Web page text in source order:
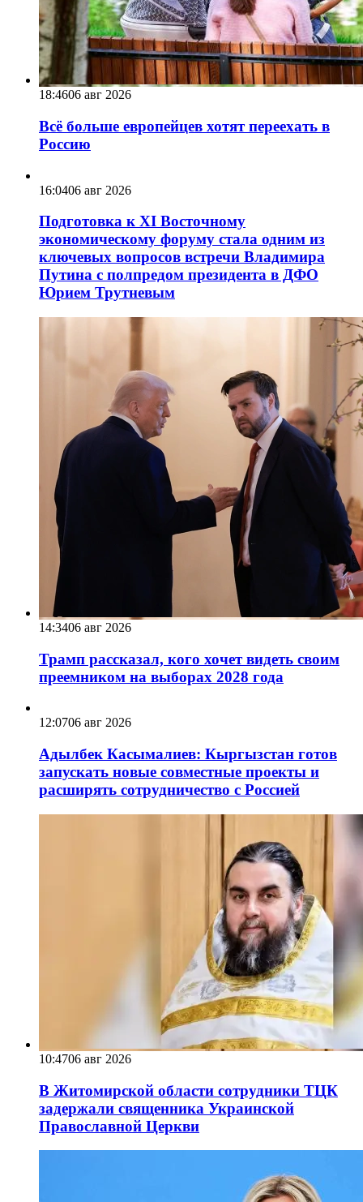
18:4606 авг 2026
Всё больше европейцев хотят переехать в
Россию
16:0406 авг 2026
Подготовка к XI Восточному
экономическому форуму стала одним из
ключевых вопросов встречи Владимира
Путина с полпредом президента в ДФО
Юрием Трутневым
14:3406 авг 2026
Трамп рассказал, кого хочет видеть своим
преемником на выборах 2028 года
12:0706 авг 2026
Адылбек Касымалиев: Кыргызстан готов
запускать новые совместные проекты и
расширять сотрудничество с Россией
10:4706 авг 2026
В Житомирской области сотрудники ТЦК
задержали священника Украинской
Православной Церкви